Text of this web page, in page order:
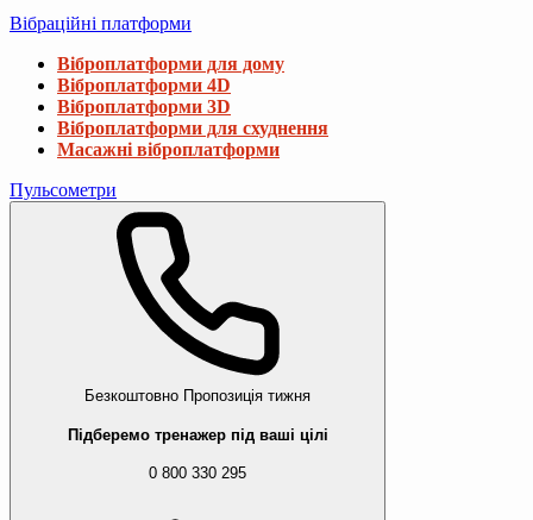
Вібраційні платформи
Віброплатформи для дому
Віброплатформи 4D
Віброплатформи 3D
Віброплатформи для схуднення
Масажні віброплатформи
Пульсометри
Безкоштовно Пропозиція тижня
Підберемо тренажер під ваші цілі
0 800 330 295